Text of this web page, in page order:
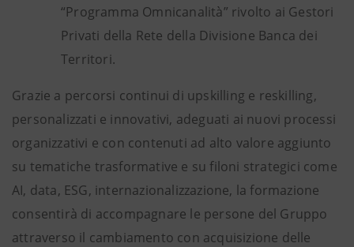
“Programma Omnicanalità” rivolto ai Gestori
Privati della Rete della Divisione Banca dei
Territori.
Grazie a percorsi continui di upskilling e reskilling,
personalizzati e innovativi, adeguati ai nuovi processi
organizzativi e con contenuti ad alto valore aggiunto
su tematiche trasformative e su filoni strategici come
AI, data, ESG, internazionalizzazione, la formazione
consentirà di accompagnare le persone del Gruppo
attraverso il cambiamento con acquisizione delle